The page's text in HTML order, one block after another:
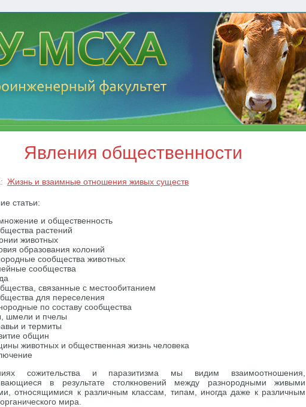
Явления общественности
Жизнь и взаимные отношения живых существ
статьи:
и общественность
растений
животных
образования колоний
сообщества животных
сообщества
связанные с местообитанием
для переселения
по составу сообщества
шмели и пчелы
и термиты
общин
животных и общественная жизнь человека
сожительства и паразитизма мы видим взаимоотношения,
в результате столкновений между разнородными живыми
относящимися к различным классам, типам, иногда даже к различным
мира.